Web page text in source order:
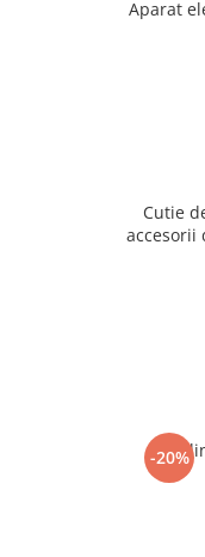
Aparat
Cutie
accesorii
-20%